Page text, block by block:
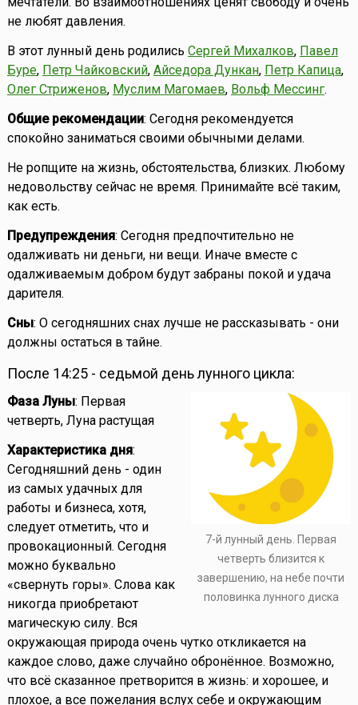
не любят давления.
В этот лунный день родились Сергей Михалков, Павел
Буре, Петр Чайковский, Айседора Дункан, Петр Капица,
Олег Стриженов, Муслим Магомаев, Вольф Мессинг.
Общие рекомендации: Сегодня рекомендуется
спокойно заниматься своими обычными делами.
Не ропщите на жизнь, обстоятельства, близких. Любому
недовольству сейчас не время. Принимайте всё таким,
как есть.
Предупреждения: Сегодня предпочтительно не
одалживать ни деньги, ни вещи. Иначе вместе с
одалживаемым добром будут забраны покой и удача
дарителя.
Сны: О сегодняшних снах лучше не рассказывать - они
должны остаться в тайне.
После 14:25 - седьмой день лунного цикла:
7-й лунный день. Первая
четверть близится к
завершению, на небе почти
половинка лунного диска
Фаза Луны: Первая
четверть, Луна растущая
Характеристика дня:
Сегодняшний день - один
из самых удачных для
работы и бизнеса, хотя,
следует отметить, что и
провокационный. Сегодня
можно буквально
«свернуть горы». Слова как
никогда приобретают
магическую силу. Вся
окружающая природа очень чутко откликается на
каждое слово, даже случайно обронённое. Возможно,
что всё сказанное претворится в жизнь: и хорошее, и
плохое, а все пожелания вслух себе и окружающим